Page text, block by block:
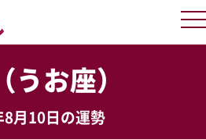
うお座）
月10日の運勢